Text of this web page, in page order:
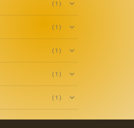
(1)
(1)
(1)
(1)
(1)